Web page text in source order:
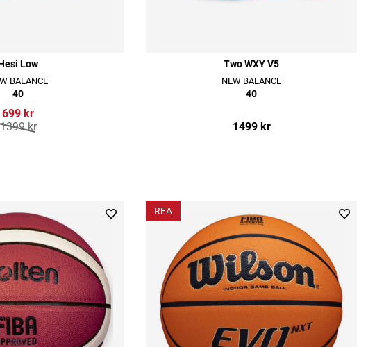
Low
BALANCE
40
699 kr
1399 kr
Two WXY V5
NEW BALANCE
40
1499 kr
REA